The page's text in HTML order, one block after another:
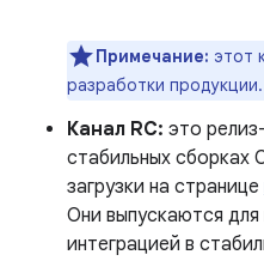
Примечание: этот
разработки продукции.
Канал RC: это
стабильных сборках
загрузки на странице
Они выпускаются
интеграцией в